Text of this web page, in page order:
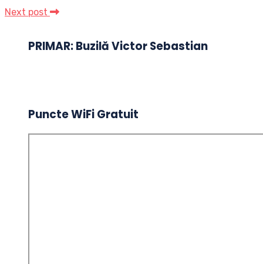
Next post
PRIMAR: Buzilă Victor Sebastian
Puncte WiFi Gratuit